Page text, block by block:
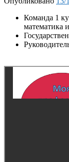
Команда 1
математика